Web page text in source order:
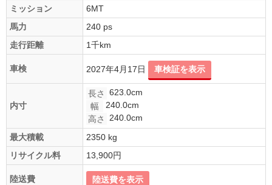
ミッション
6MT
馬力
240 ps
走行距離
1千km
車検 2027年4月17日 車検証を表示
内寸
長さ
623.0cm
幅
240.0cm
高さ
240.0cm
最大積載
2350 kg
リサイクル料
13,900円
陸送費 陸送費を表示